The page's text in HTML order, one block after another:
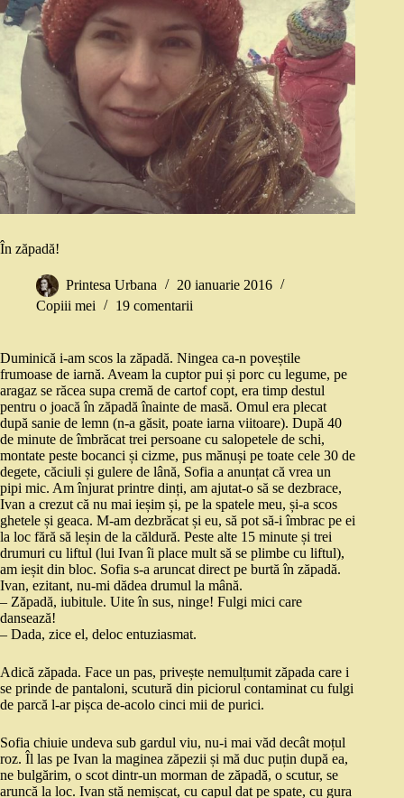
În zăpadă!
Printesa Urbana
20 ianuarie 2016
Copiii mei
19 comentarii
Duminică i-am scos la zăpadă. Ningea ca-n poveștile
frumoase de iarnă. Aveam la cuptor pui și porc cu legume, pe
aragaz se răcea supa cremă de cartof copt, era timp destul
pentru o joacă în zăpadă înainte de masă. Omul era plecat
după sanie de lemn (n-a găsit, poate iarna viitoare). După 40
de minute de îmbrăcat trei persoane cu salopetele de schi,
montate peste bocanci și cizme, pus mănuși pe toate cele 30 de
degete, căciuli și gulere de lână, Sofia a anunțat că vrea un
pipi mic. Am înjurat printre dinți, am ajutat-o să se dezbrace,
Ivan a crezut că nu mai ieșim și, pe la spatele meu, și-a scos
ghetele și geaca. M-am dezbrăcat și eu, să pot să-i îmbrac pe ei
la loc fără să leșin de la căldură. Peste alte 15 minute și trei
drumuri cu liftul (lui Ivan îi place mult să se plimbe cu liftul),
am ieșit din bloc. Sofia s-a aruncat direct pe burtă în zăpadă.
Ivan, ezitant, nu-mi dădea drumul la mână.
– Zăpadă, iubitule. Uite în sus, ninge! Fulgi mici care
dansează!
– Dada, zice el, deloc entuziasmat.
Adică zăpada. Face un pas, privește nemulțumit zăpada care i
se prinde de pantaloni, scutură din piciorul contaminat cu fulgi
de parcă l-ar pișca de-acolo cinci mii de purici.
Sofia chiuie undeva sub gardul viu, nu-i mai văd decât moțul
roz. Îl las pe Ivan la maginea zăpezii și mă duc puțin după ea,
ne bulgărim, o scot dintr-un morman de zăpadă, o scutur, se
aruncă la loc. Ivan stă nemișcat, cu capul dat pe spate, cu gura